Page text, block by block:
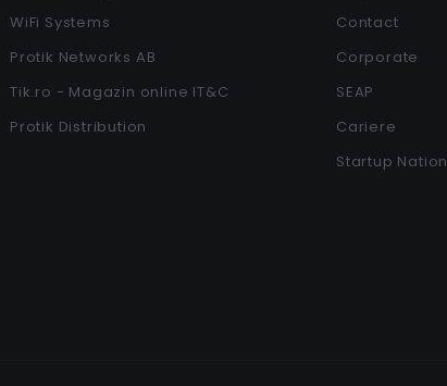
WiFi Systems
Protik Networks AB
Tik.ro - Magazin online IT&C
Protik Distribution
Contact
Corporate
SEAP
Cariere
Startup Nation